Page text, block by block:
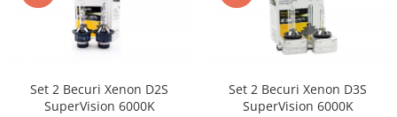
Set 2 Becuri Xenon D2S
SuperVision 6000K
Set 2 Becuri Xenon D3S
SuperVision 6000K